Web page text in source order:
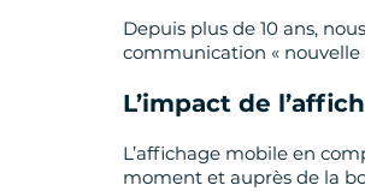
Depuis plus de 10 ans,
communication « nouvelle
L’impact de
L’affichage mobile en
moment et auprès de la